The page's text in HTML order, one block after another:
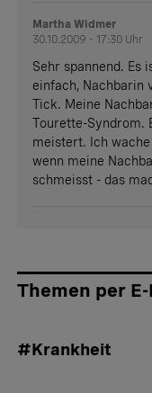
Martha Widmer
30.10.2009 - 17:30 Uhr
Sehr spannend. Es
einfach, Nachbarin
Tick. Meine
Tourette-Syndrom.
meistert. Ich
wenn meine
schmeisst - das
Themen per
#Krankheit